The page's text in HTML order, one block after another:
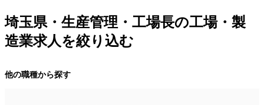
埼玉県・生産管理・工場長の工場・製
造業求人を絞り込む
他の職種から探す